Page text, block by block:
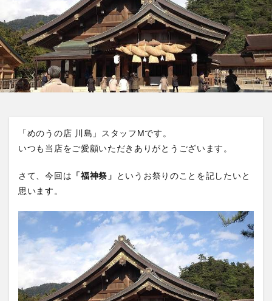
「めのうの店 川島」スタッフMです。
いつも当店をご愛顧いただきありがとうございます。
さて、今回は 「福神祭」
というお祭りのことを記したいと
思います。